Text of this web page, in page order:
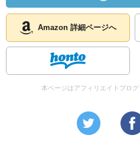
Amazon 詳細ページへ
本ページはアフィリエイトプロ